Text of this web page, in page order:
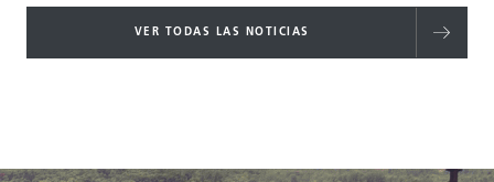
VER TODAS LAS NOTICIAS